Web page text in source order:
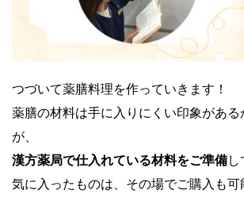
つづいて薬膳料理を作っていきます！
薬膳の材料は手に入りにくい印象があ
が、
漢方薬局で仕入れている材料をご準備
気に入ったものは、その場でご購入も